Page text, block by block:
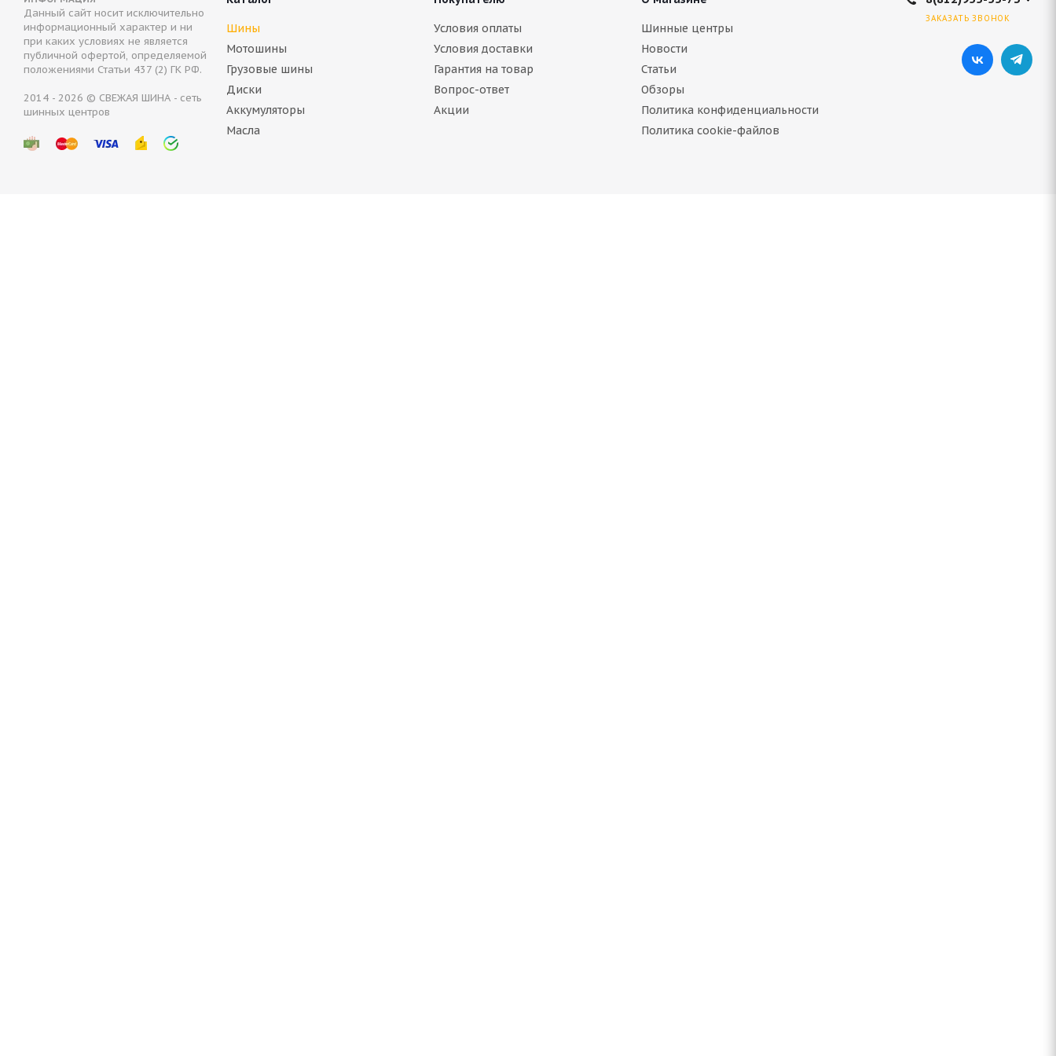
BFGoodrich g-Force Stud 215/55 R17 98Q
Нет в наличии
7 962руб.
Данный сайт носит исключительно
информационный характер и ни
при каких условиях не является
публичной офертой, определяемой
положениями Статьи 437 (2) ГК РФ.
2014 - 2026 © СВЕЖАЯ ШИНА - сеть
шинных центров
Шины
Мотошины
Грузовые шины
Диски
Аккумуляторы
Масла
Условия оплаты
Условия доставки
Гарантия на товар
Вопрос-ответ
Акции
Шинные центры
Новости
Статьи
Обзоры
Политика конфиденциальности
Политика cookie-файлов
ЗАКАЗАТЬ ЗВОНОК